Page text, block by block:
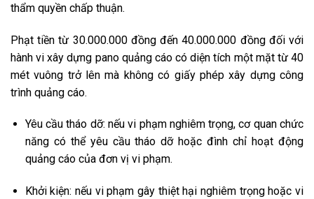
thẩm quyền chấp thuận.
Phạt tiền từ 30.000.000 đồng đến 40.000.000 đồng đối với
hành vi xây dựng pano quảng cáo có diện tích một mặt từ 40
mét vuông trở lên mà không có giấy phép xây dựng công
trình quảng cáo.
Yêu cầu tháo dỡ: nếu vi phạm nghiêm trọng, cơ quan chức
năng có thể yêu cầu tháo dỡ hoặc đình chỉ hoạt động
quảng cáo của đơn vị vi phạm.
Khởi kiện: nếu vi phạm gây thiệt hại nghiêm trọng hoặc vi